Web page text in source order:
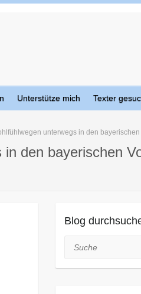
Unterstütze mich Texter
unterwegs in den
den bayerischen
Blog
Suche